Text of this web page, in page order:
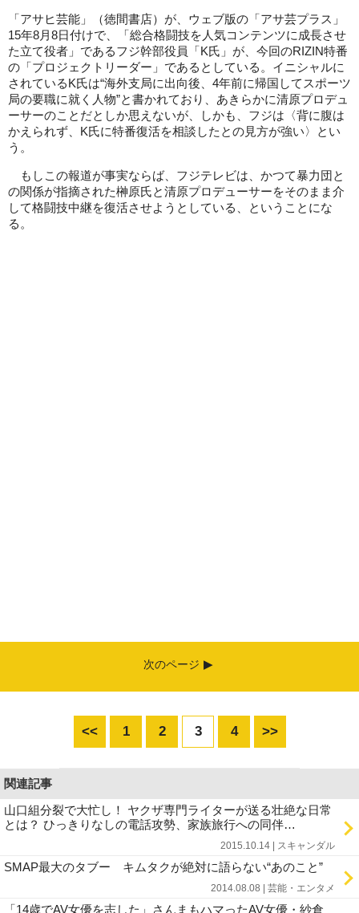
「アサヒ芸能」（徳間書店）が、ウェブ版の「アサ芸プラス」
15年8月8日付けで、「総合格闘技を人気コンテンツに成長させ
た立て役者」であるフジ幹部役員「K氏」が、今回のRIZIN特番
の「プロジェクトリーダー」であるとしている。イニシャルに
されているK氏は“海外支局に出向後、4年前に帰国してスポーツ
局の要職に就く人物”と書かれており、あきらかに清原プロデュ
ーサーのことだとしか思えないが、しかも、フジは〈背に腹は
かえられず、K氏に特番復活を相談したとの見方が強い〉とい
う。
もしこの報道が事実ならば、フジテレビは、かつて暴力団と
の関係が指摘された榊原氏と清原プロデューサーをそのまま介
して格闘技中継を復活させようとしている、ということにな
る。
次のページ
<< 1 2 3 4 >>
関連記事
山口組分裂で大忙し！ ヤクザ専門ライターが送る壮絶な日常
とは？ ひっきりなしの電話攻勢、家族旅行への同伴…
2015.10.14 | スキャンダル
SMAP最大のタブー キムタクが絶対に語らない“あのこと”
2014.08.08 | 芸能・エンタメ
「14歳でAV女優を志した」さんまもハマったAV女優・紗倉